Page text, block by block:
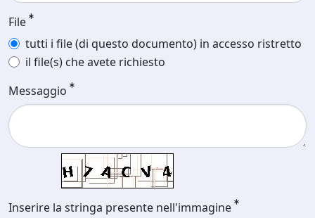
File
tutti i file (di questo documento) in accesso ristretto
il file(s) che avete richiesto
Messaggio
Inserire la stringa presente nell'immagine